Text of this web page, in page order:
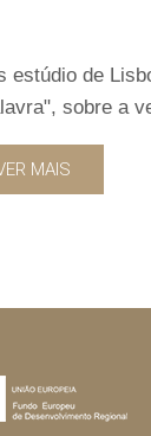
de
sobre a
MAIS